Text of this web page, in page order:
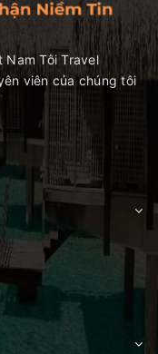
Nam Tôi Travel
viên của chúng tôi